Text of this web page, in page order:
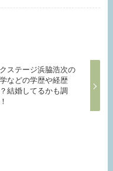
ステージ浜脇浩次の
などの学歴や経歴
結婚してるかも調